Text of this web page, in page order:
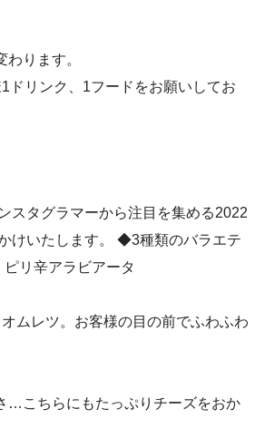
ります。
ドリンク、1フードをお願いしてお
スタグラマーから注目を集める2022
けいたします。 ◆3種類のバラエテ
リ辛アラビアータ
ムレツ。お客様の目の前でふわふわ
…こちらにもたっぷりチーズをおか